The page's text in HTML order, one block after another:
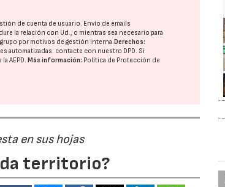
de cuenta de usuario. Envío de emails
la relación con Ud., o mientras sea necesario para
por motivos de gestión interna. Derechos:
automatizadas: contacte con nuestro DPD. Si
laAEPD. Más información: Política de Protección de
en sus hojas
territorio?